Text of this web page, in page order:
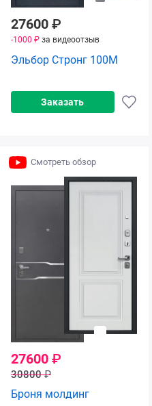
27600 ₽
-1000 ₽ за видеоотзыв
Эльбор Стронг 100М
Заказать
Смотреть обзор
27600 ₽
30800₽
Броня молдинг